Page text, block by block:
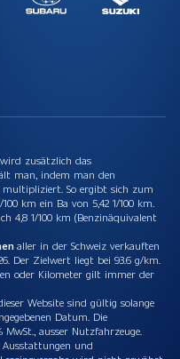
zusätzlich das
man, indem man den
multipliziert. So ergibt sich zum
km ein Ba von 5,42 1/100 km.
4,8 1/100 km (Benzinäquivalent
aller in der Schweiz verkauften
Der Zielwert liegt bei 93.6 g/km.
oder Kilometer gilt immer der
Website sind gültig solange
Datum. Die
MwSt., ausser Nutzfahrzeuge.
Ausstattungen und